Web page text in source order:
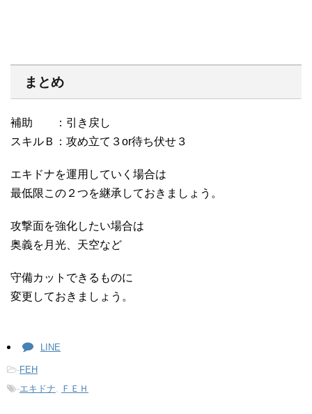
まとめ
補助 ：引き戻し
スキルＢ：攻め立て３or待ち伏せ３
エキドナを運用していく場合は
最低限この２つを継承しておきましょう。
攻撃面を強化したい場合は
奥義を月光、天空など
守備カットできるものに
変更しておきましょう。
LINE
-FEH
-エキドナ ＦＥＨ